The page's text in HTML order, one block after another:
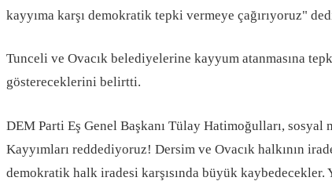
kayyıma karşı demokratik tepki vermeye çağırıyoruz"
Tunceli ve Ovacık belediyelerine kayyum atanmasına
göstereceklerini belirtti.
DEM Parti Eş Genel Başkanı Tülay Hatimoğulları, sosyal
Kayyımları reddediyoruz! Dersim ve Ovacık halkının
demokratik halk iradesi karşısında büyük